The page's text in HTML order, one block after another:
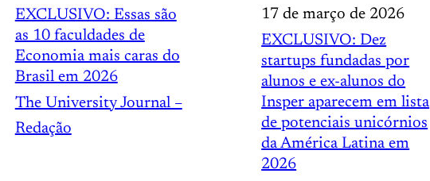
EXCLUSIVO: Essas são
as 10 faculdades de
Economia mais caras do
Brasil em 2026
The University Journal –
Redação
17 de março de 2026
EXCLUSIVO: Dez
startups fundadas por
alunos e ex-alunos do
Insper aparecem em lista
de potenciais unicórnios
da América Latina em
2026